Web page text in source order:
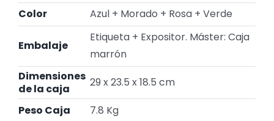
Color
Azul + Morado + Rosa + Verde
Embalaje
Etiqueta + Expositor. Máster: Caja
marrón
Dimensiones
de la caja
29 x 23.5 x 18.5 cm
Peso Caja
7.8 Kg